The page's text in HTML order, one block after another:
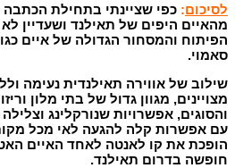
לסיכום: כפי שציינתי בתחילת
מהאיים היפים של תאילנד ושעדיין
הפיתוח והמסחור הגדולה של איים
סאמוי.
שילוב של אווירה תאילנדית נעימה
מצויינים, מגוון גדול של בתי מלון
והסוגים, אפשרויות שנורקלינג
עם אפשרות קלה להגעה לאי מכל
הופכת את קו לאנטה לאחד האיים
חופשה בדרום תאילנד.